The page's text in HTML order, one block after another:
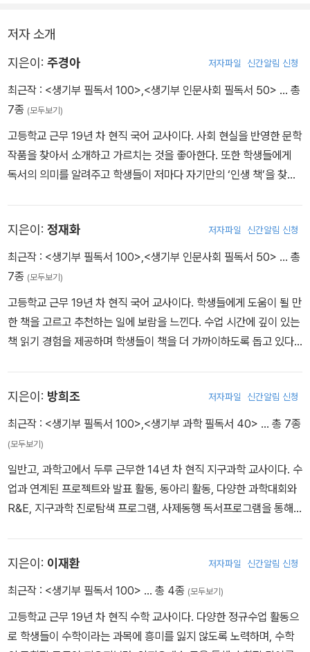
활동과 관련지 어야 하기 때문에 더 정교한 노력이 필요합니다.
저자 소개
지은이: 주경아 저자파일 신간알림 신청
최근작 : <생기부 필독서 100>,<생기부 인문사회 필독서 50> … 총
7종 (모두보기)
고등학교 근무 19년 차 현직 국어 교사이다. 사회 현실을 반영한 문학
작품을 찾아서 소개하고 가르치는 것을 좋아한다. 또한 학생들에게
독서의 의미를 알려주고 학생들이 저마다 자기만의 ‘인생 책’을 찾도
방향에 대해 고민할 수 있는, 꿈을 찾는 수업을 하기 위해 노력한다.
지은이: 정재화 저자파일 신간알림 신청
최근작 : <생기부 필독서 100>,<생기부 인문사회 필독서 50> … 총
7종 (모두보기)
고등학교 근무 19년 차 현직 국어 교사이다. 학생들에게 도움이 될 만
한 책을 고르고 추천하는 일에 보람을 느낀다. 수업 시간에 깊이 있는
책 읽기 경험을 제공하며 학생들이 책을 더 가까이하도록 돕고 있다.
지은이: 방희조 저자파일 신간알림 신청
최근작 : <생기부 필독서 100>,<생기부 과학 필독서 40> … 총 7종
(모두보기)
일반고, 과학고에서 두루 근무한 14년 차 현직 지구과학 교사이다. 수
업과 연계된 프로젝트와 발표 활동, 동아리 활동, 다양한 과학대회와
R&E, 지구과학 진로탐색 프로그램, 사제동행 독서프로그램을 통해
얻으며, 연구자로서 가져야 할 마음가짐을 갖추는 모습을 보며 책의
중요성을 깨달았다.
지은이: 이재환 저자파일 신간알림 신청
최근작 : <생기부 필독서 100> … 총 4종 (모두보기)
고등학교 근무 19년 차 현직 수학 교사이다. 다양한 정규수업 활동으
로 학생들이 수학이라는 과목에 흥미를 잃지 않도록 노력하며, 수학